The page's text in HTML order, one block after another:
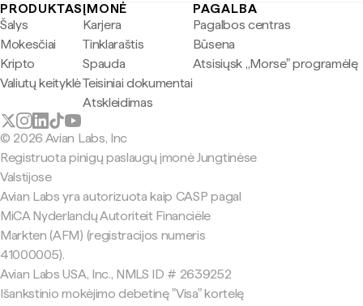
PRODUKTAS
Šalys
Mokesčiai
Kripto
Valiutų keityklė
ĮMONĖ
Karjera
Tinklaraštis
Spauda
Teisiniai dokumentai
Atskleidimas
PAGALBA
Pagalbos centras
Būsena
Atsisiųsk „Morse" programėlę
© 2026 Avian Labs, Inc
Registruota pinigų paslaugų įmonė Jungtinėse
Valstijose
Avian Labs yra autorizuota kaip CASP pagal
MiCA Nyderlandų Autoriteit Financiële
Markten (AFM) (registracijos numeris
41000005).
Avian Labs USA, Inc., NMLS ID # 2639252
Išankstinio mokėjimo debetinę "Visa" kortelę